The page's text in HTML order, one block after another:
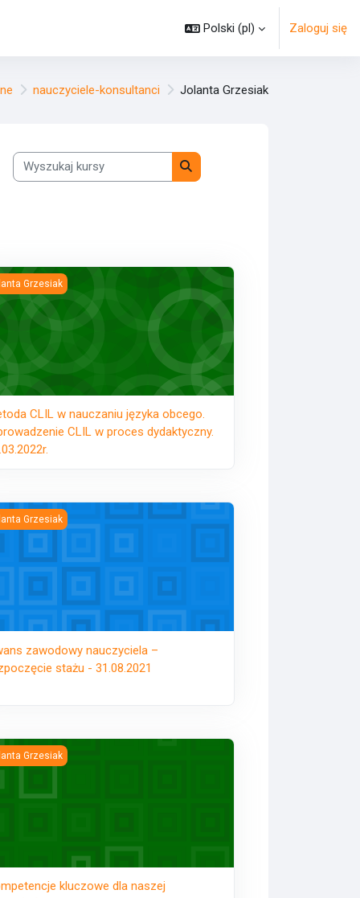
Polski ‎(pl)‎ Zaloguj się
nauczyciele-konsultanci Jolanta Grzesiak
Wyszukaj kursy
Wyszukaj kursy
CLIL w nauczaniu języka obcego. Wprowadzenie CLIL w
Grzesiak
CLIL w nauczaniu języka obcego.
CLIL w proces dydaktyczny.
zawodowy nauczyciela – rozpoczęcie stażu - 31.08.2021
Grzesiak
zawodowy nauczyciela –
stażu - 31.08.2021
kluczowe dla naszej przyszłości czyli klucz do sukcesu
Grzesiak
kluczowe dla naszej